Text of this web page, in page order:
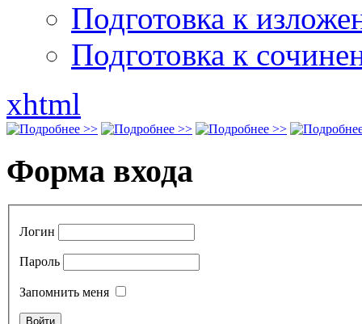
Подготовка к
Подготовка к
xhtml
Форма входа
Логин
Пароль
Запомнить меня